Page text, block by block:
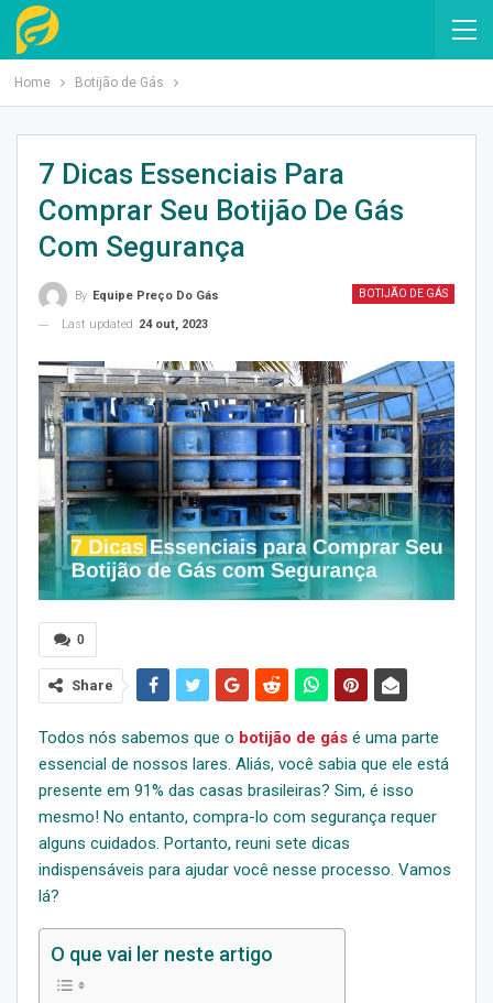
Home Botijão de Gás
7 Dicas Essenciais Para
Comprar Seu Botijão De Gás
Com Segurança
BOTIJÃO DE GÁS
By Equipe Preço Do Gás
Last updated 24 out, 2023
0
Share
Todos nós sabemos que o botijão de gás é uma parte
essencial de nossos lares. Aliás, você sabia que ele está
presente em 91% das casas brasileiras? Sim, é isso
mesmo! No entanto, compra-lo com segurança requer
alguns cuidados. Portanto, reuni sete dicas
indispensáveis para ajudar você nesse processo. Vamos
lá?
O que vai ler neste artigo